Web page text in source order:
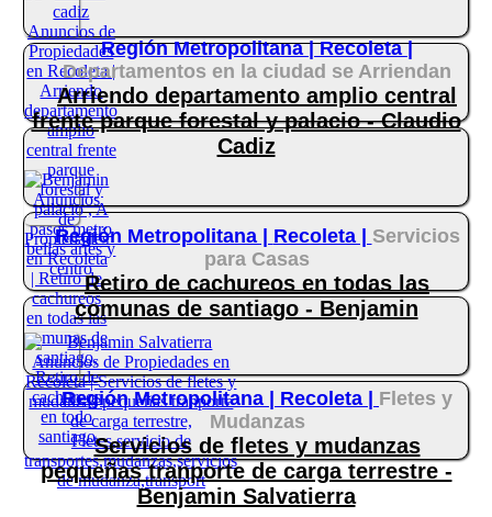
Región Metropolitana |Recoleta |
Departamentos en la ciudad se Arriendan
Arriendo departamento amplio central
frente parque forestal y palacio - Claudio
Cadiz
Región Metropolitana | Recoleta | Servicios
para Casas
Retiro de cachureos en todas las
comunas de santiago - Benjamin
Región Metropolitana | Recoleta | Fletes y
Mudanzas
Servicios de fletes y mudanzas
pequeñas tranporte de carga terrestre -
Benjamin Salvatierra